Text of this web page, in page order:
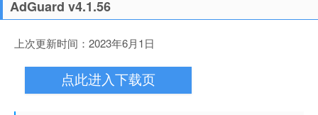
AdGuard v4.1.56
上次更新时间：2023年6月1日
点此进入下载页